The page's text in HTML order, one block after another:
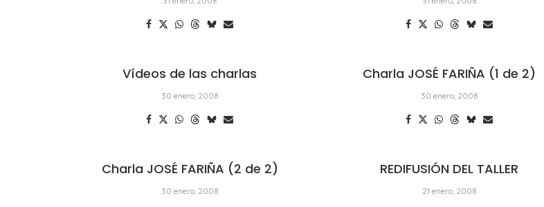
Vídeos de las charlas
30 enero, 2008
Charla JOSÉ FARIÑA (1 de 2)
30 enero, 2008
Charla JOSÉ FARIÑA (2 de 2)
30 enero, 2008
REDIFUSIÓN DEL TALLER
21 enero, 2008